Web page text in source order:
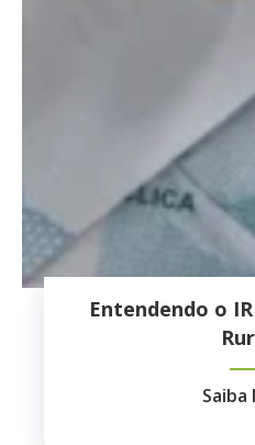
Entendendo o
Saiba